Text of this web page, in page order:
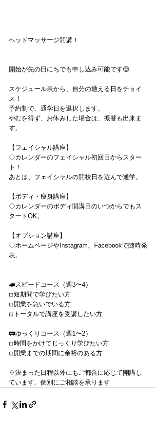
ヘッドマッサージ開講！
開始が先の日にちでも申し込み可能です😊
スケジュール表から、自分の通える日をチョイ
ス！
予約制で、通学日を選択します。
やむを得ず、お休みした場合は、振替も出来ま
す。
【フェイシャル講座】
◇カレンダーのフェイシャル初回日からスター
ト！
あとは、フェイシャルの開校日を選んで通学。
【ボディ・痩身講座】
◇カレンダーのボディ開講日のいつからでもス
タートOK。
【オプション講座】
◇ホームページやInstagram、Facebookで随時発
表。
🚄スピードコース（週3〜4）
◽︎短期間で学びたい方
◽︎開業を急いでいる方
◽︎トータルで講座を受講したい方
🚃ゆっくりコース（週1〜2）
◽︎時間をかけてじっくり学びたい方
◽︎開業までの期間に余裕のある方
※決まった日程以外にもご都合に応じて開講し
ています。個別にご相談を承ります